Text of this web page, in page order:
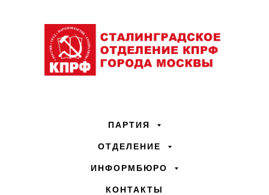
ПАРТИЯ
ОТДЕЛЕНИЕ
ИНФОРМБЮРО
КОНТАКТЫ